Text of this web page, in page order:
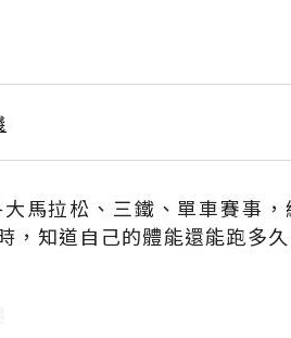
馬拉松、三鐵、單車賽事
，知道自己的體能還能跑多